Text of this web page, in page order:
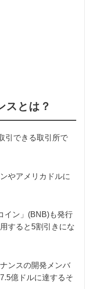
スとは？
引できる取引所で
やアメリカドルに
イン」(BNB)も発行
すると5割引きにな
ンスの開発メンバ
億ドルに達するそ